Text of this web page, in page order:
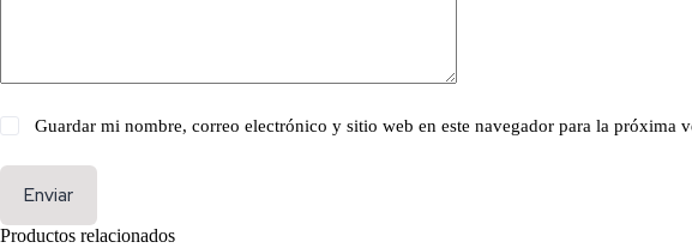
Guardar mi nombre, correo electrónico y sitio web en este navegador para la próxima
Enviar
Productos relacionados